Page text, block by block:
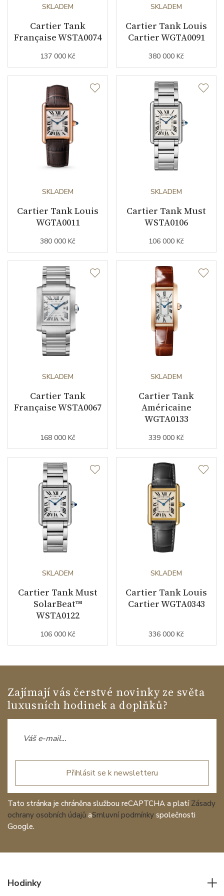
Datumovka
Sekundová ručka
Barva číselníku
Řemínek / Spona
Materiál řemínku kůže z aligátora
Doplňující údaje
Záruční doba
nepodnikatelé (měsíců)
Modelová řada
SKLADEM
Cartier Tank
Française WSTA0074
137 000 Kč
SKLADEM
Cartier Tank Louis
Cartier WGTA0091
380 000 Kč
SKLADEM
Cartier Tank Louis
WGTA0011
380 000 Kč
SKLADEM
Cartier Tank Must
WSTA0106
106 000 Kč
SKLADEM
Cartier Tank
Française WSTA0067
168 000 Kč
SKLADEM
Cartier Tank
Américaine
WGTA0133
339 000 Kč
SKLADEM
Cartier Tank Must
SolarBeat™
WSTA0122
106 000 Kč
SKLADEM
Cartier Tank Louis
Cartier WGTA0343
336 000 Kč
Zajímají vás čerstvé novinky ze světa
luxusních hodinek a doplňků?
Přihlásit se k newsletteru
Tato stránka je chráněna službou reCAPTCHA a platí Zásady
ochrany osobních údajů aSmluvní podmínky společnosti
Google.
Hodinky